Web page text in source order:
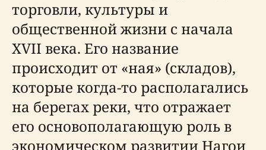
торговли, культуры и
общественной жизни с начала
XVII века. Его название
происходит от «ная» (складов),
которые когда-то располагались
на берегах реки, что отражает
его основополагающую роль в
экономическом развитии Нагои